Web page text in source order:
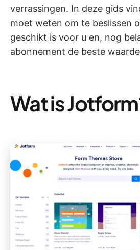
verrassingen. In deze gids
moet weten om te beslissen
geschikt is voor u en, nog
abonnement de beste
Wat is